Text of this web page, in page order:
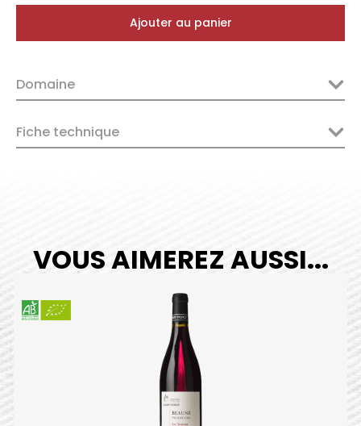
Beaune-
1er
Rouge
2022
Ajouter au panier
Domaine
Fiche technique
VOUS AIMEREZ AUSSI...